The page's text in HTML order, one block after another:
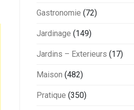
Gastronomie (72)
Jardinage (149)
Jardins – Exterieurs (17)
Maison (482)
Pratique (350)